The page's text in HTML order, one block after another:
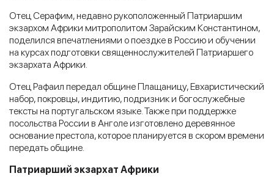
Отец Серафим, недавно рукоположенный Патриаршим
экзархом Африки митрополитом Зарайским Константином,
поделился впечатлениями о поездке в Россию и обучении
на курсах подготовки священнослужителей Патриаршего
экзархата Африки.
Отец Рафаил передал общине Плащаницу, Евхаристический
набор, покровцы, индитию, подризник и богослужебные
тексты на португальском языке. Также при поддержке
посольства России в Анголе изготовлено деревянное
основание престола, которое планируется в скором времени
передать общине.
Патриарший экзархат Африки